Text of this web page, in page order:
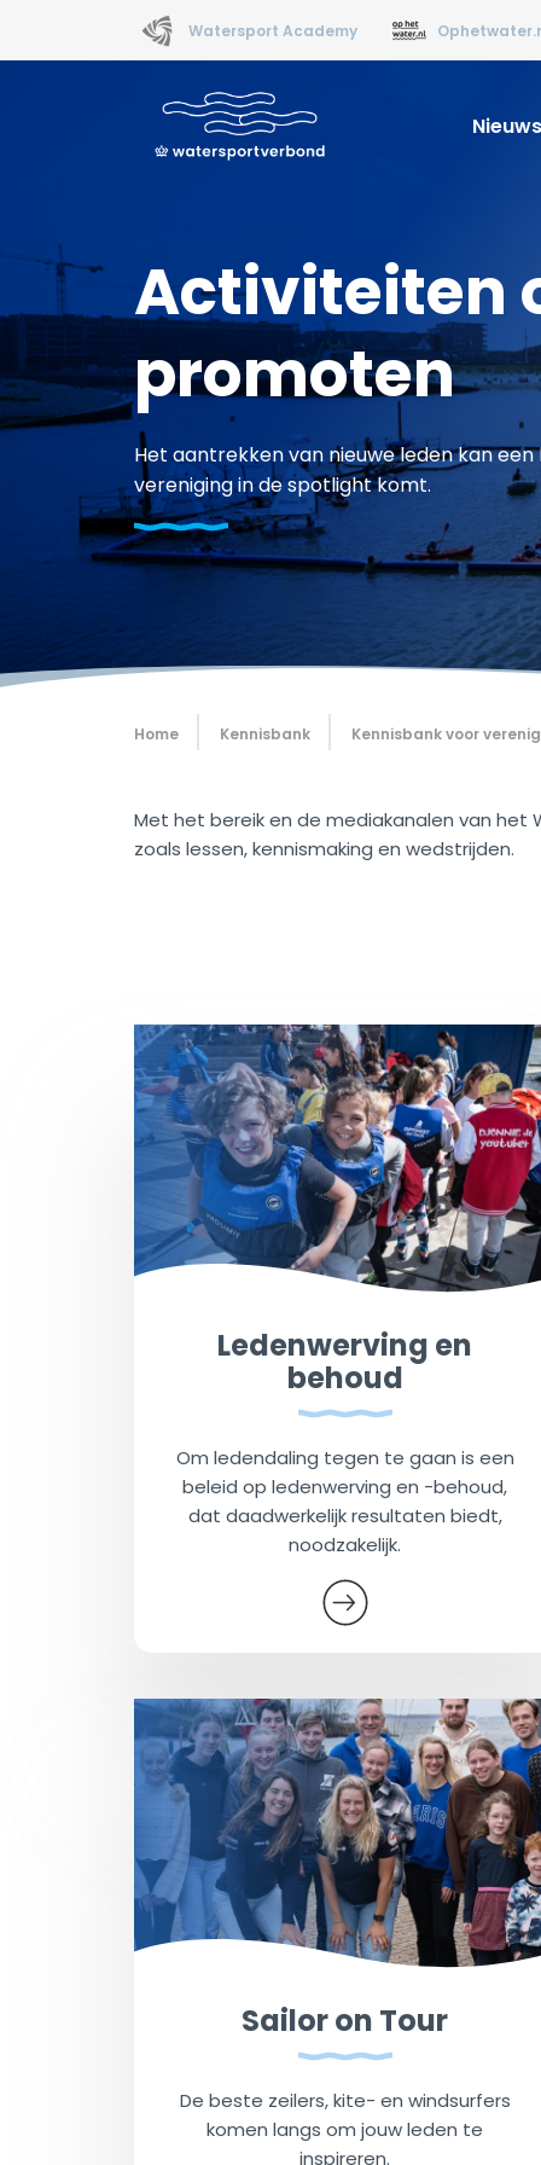
Watersport Academy
Nieuws
Activiteiten
promoten
Het aantrekken van nieuwe leden kan
vereniging in de spotlight komt.
Home Kennisbank Kennisbank voor
Met het bereik en de mediakanalen van
zoals lessen, kennismaking en wedstrijden.
Ledenwerving en
behoud
Om ledendaling tegen te gaan is een
beleid op ledenwerving en -behoud,
dat daadwerkelijk resultaten biedt,
noodzakelijk.
Sailor on Tour
De beste zeilers, kite- en windsurfers
komen langs om jouw leden te
inspireren.